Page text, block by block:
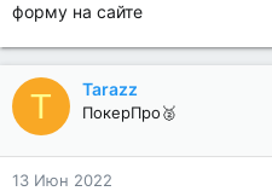
форму на сайте
T Tarazz
ПокерПро🥈
13 Июн 2022